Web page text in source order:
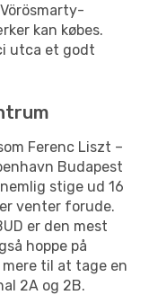
kan købes.
utca et godt
Ferenc Liszt –
Budapest
stige ud 16
venter forude.
er den mest
hoppe på
til at tage en
2A og 2B.